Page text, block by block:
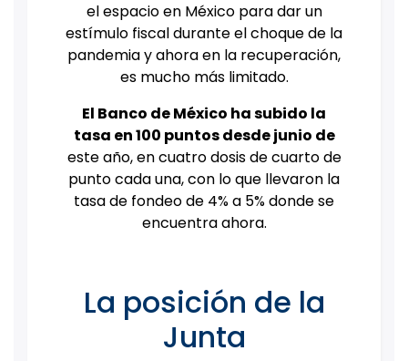
el espacio en México para dar un
estímulo fiscal durante el choque de la
pandemia y ahora en la recuperación,
es mucho más limitado.
El Banco de México ha subido la
tasa en 100 puntos desde junio de
este año, en cuatro dosis de cuarto de
punto cada una, con lo que llevaron la
tasa de fondeo de 4% a 5% donde se
encuentra ahora.
La posición de la
Junta